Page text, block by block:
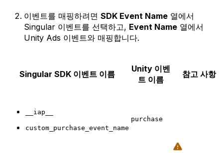
이벤트를 매핑하려면 SDK Event Name 열에서
Singular 이벤트를 선택하고, Event Name 열에서
Unity Ads 이벤트와 매핑합니다.
Singular SDK 이벤트 이름
Unity 이벤
트 이름
참고 사항
__iap__
custom_purchase_event_name
purchase